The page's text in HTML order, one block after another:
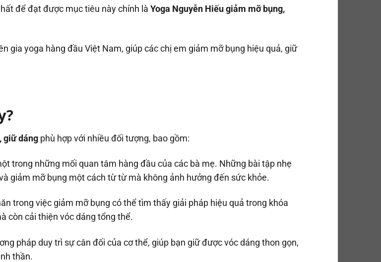
để đạt được mục tiêu này chính là Yoga Nguyễn Hiếu giảm mỡ bụng,
gia yoga hàng đầu Việt Nam, giúp các chị em giảm mỡ bụng hiệu quả, giữ
giữ dáng phù hợp với nhiều đối tượng, bao gồm:
trong những mối quan tâm hàng đầu của các bà mẹ. Những bài tập nhẹ
giảm mỡ bụng một cách từ từ mà không ảnh hưởng đến sức khỏe.
trong việc giảm mỡ bụng có thể tìm thấy giải pháp hiệu quả trong khóa
còn cải thiện vóc dáng tổng thể.
pháp duy trì sự cân đối của cơ thể, giúp bạn giữ được vóc dáng thon gọn,
thần.